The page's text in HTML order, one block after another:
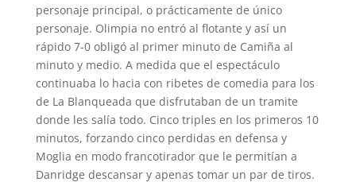
personaje principal, o prácticamente de único
personaje. Olimpia no entró al flotante y así un
rápido 7-0 obligó al primer minuto de Camiña al
minuto y medio. A medida que el espectáculo
continuaba lo hacia con ribetes de comedia para los
de La Blanqueada que disfrutaban de un tramite
donde les salía todo. Cinco triples en los primeros 10
minutos, forzando cinco perdidas en defensa y
Moglia en modo francotirador que le permitían a
Danridge descansar y apenas tomar un par de tiros.